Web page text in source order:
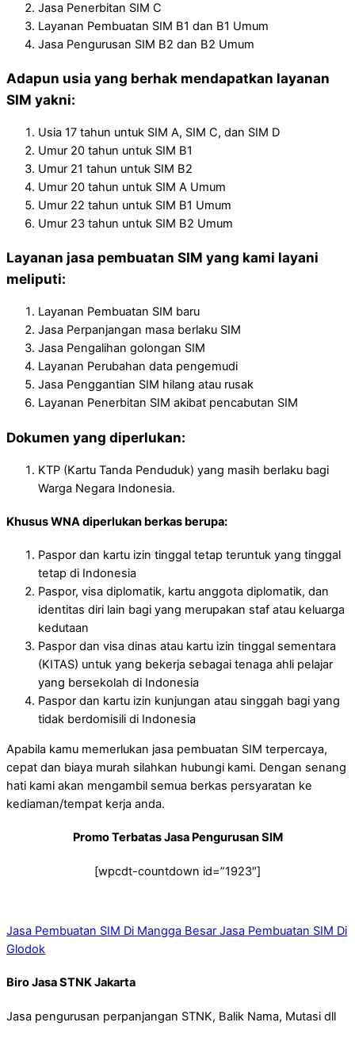
Jasa Penerbitan SIM C
Layanan Pembuatan SIM B1 dan B1 Umum
Jasa Pengurusan SIM B2 dan B2 Umum
Adapun usia yang berhak mendapatkan layanan
SIM yakni:
Usia 17 tahun untuk SIM A, SIM C, dan SIM D
Umur 20 tahun untuk SIM B1
Umur 21 tahun untuk SIM B2
Umur 20 tahun untuk SIM A Umum
Umur 22 tahun untuk SIM B1 Umum
Umur 23 tahun untuk SIM B2 Umum
Layanan jasa pembuatan SIM yang kami layani
meliputi:
Layanan Pembuatan SIM baru
Jasa Perpanjangan masa berlaku SIM
Jasa Pengalihan golongan SIM
Layanan Perubahan data pengemudi
Jasa Penggantian SIM hilang atau rusak
Layanan Penerbitan SIM akibat pencabutan SIM
Dokumen yang diperlukan:
KTP (Kartu Tanda Penduduk) yang masih berlaku bagi
Warga Negara Indonesia.
Khusus WNA diperlukan berkas berupa:
Paspor dan kartu izin tinggal tetap teruntuk yang tinggal
tetap di Indonesia
Paspor, visa diplomatik, kartu anggota diplomatik, dan
identitas diri lain bagi yang merupakan staf atau keluarga
kedutaan
Paspor dan visa dinas atau kartu izin tinggal sementara
(KITAS) untuk yang bekerja sebagai tenaga ahli pelajar
yang bersekolah di Indonesia
Paspor dan kartu izin kunjungan atau singgah bagi yang
tidak berdomisili di Indonesia
Apabila kamu memerlukan jasa pembuatan SIM terpercaya,
cepat dan biaya murah silahkan hubungi kami. Dengan senang
hati kami akan mengambil semua berkas persyaratan ke
kediaman/tempat kerja anda.
Promo Terbatas Jasa Pengurusan SIM
[wpcdt-countdown id=”1923″]
Jasa Pembuatan SIM Di Mangga Besar Jasa Pembuatan SIM Di
Glodok
Biro Jasa STNK Jakarta
Jasa pengurusan perpanjangan STNK, Balik Nama, Mutasi dll